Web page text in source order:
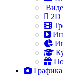
2D
Графика